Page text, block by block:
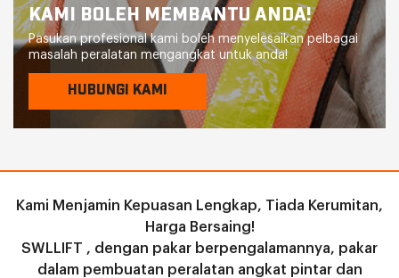
KAMI BOLEH MEMBANTU ANDA!
Pasukan profesional kami boleh menyelesaikan pelbagai
masalah peralatan mengangkat untuk anda!
HUBUNGI KAMI
Kami Menjamin Kepuasan Lengkap, Tiada Kerumitan,
Harga Bersaing!
SWLLIFT , dengan pakar berpengalamannya, pakar
dalam pembuatan peralatan angkat pintar dan